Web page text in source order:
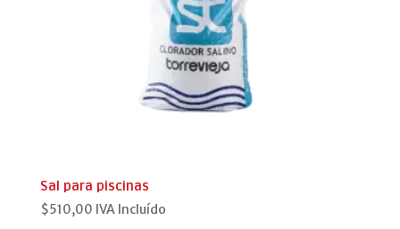
Sal para piscinas
$510,00 IVA Incluído